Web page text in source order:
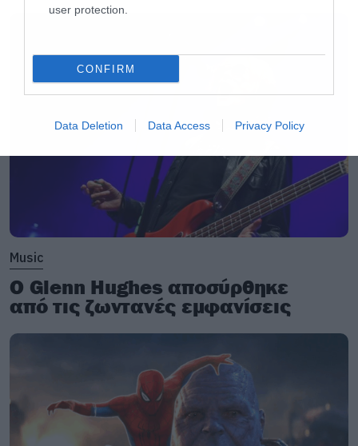
user protection.
CONFIRM
Data Deletion Data Access Privacy Policy
Music
Ο Glenn Hughes αποσύρθηκε
από τις ζωντανές εμφανίσεις